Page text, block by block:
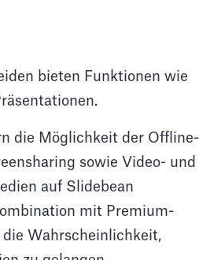
bieten Funktionen wie
die Möglichkeit der Offline-
sowie Video- und
auf Slidebean
mit Premium-
Wahrscheinlichkeit,